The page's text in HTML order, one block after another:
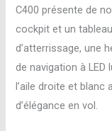
contrôleur
TOP119D
C400 présente de
cockpit et un
d’atterrissage, une
de navigation à LED
l’aile droite et
d’élégance en vol.